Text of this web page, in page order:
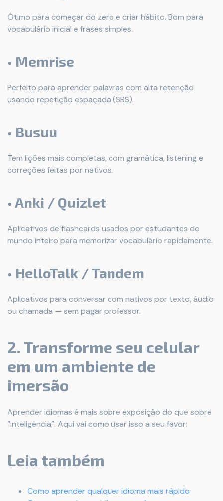
Ótimo para começar do zero e criar hábito. Bom para
vocabulário inicial e frases simples.
• Memrise
Perfeito para aprender palavras com alta retenção
usando repetição espaçada (SRS).
• Busuu
Tem lições mais completas, com gramática, listening e
correções feitas por nativos.
• Anki / Quizlet
Aplicativos de flashcards usados por estudantes do
mundo inteiro para memorizar vocabulário rapidamente.
• HelloTalk / Tandem
Aplicativos para conversar com nativos por texto, áudio
ou chamada — sem pagar professor.
2. Transforme seu celular
em um ambiente de
imersão
Aprender idiomas é mais sobre exposição do que sobre
“inteligência”. Aqui vai como usar isso a seu favor:
Leia também
Como aprender qualquer idioma mais rápido